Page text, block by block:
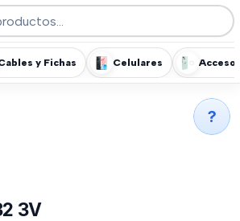
y Fichas Celulares
3V
?